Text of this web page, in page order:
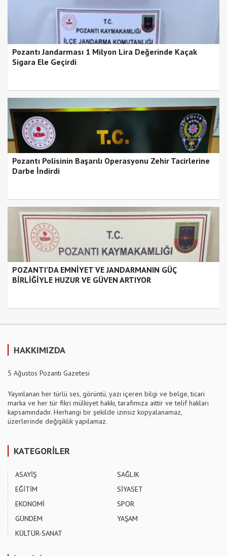
Pozantı Jandarması 1 Milyon Lira Değerinde Kaçak
Sigara Ele Geçirdi
Pozantı Polisinin Başarılı Operasyonu Zehir Tacirlerine
Darbe İndirdi
POZANTI’DA EMNİYET VE JANDARMANIN GÜÇ
BİRLİĞİYLE HUZUR VE GÜVEN ARTIYOR
HAKKIMIZDA
5 Ağustos Pozantı Gazetesi
Yayınlanan her türlü ses, görüntü, yazı içeren bilgi ve belge, ticari
marka ve her tür fikri mülkiyet hakkı, tarafımıza aittir ve telif hakları
kapsamındadır. Herhangi bir şekilde izinsiz kopyalanamaz,
üzerlerinde değişiklik yapılamaz.
KATEGORİLER
ASAYİŞ
EĞİTİM
EKONOMİ
GÜNDEM
KÜLTÜR-SANAT
SAĞLIK
SİYASET
SPOR
YAŞAM